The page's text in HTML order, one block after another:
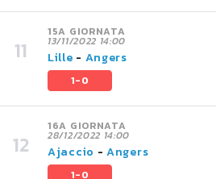
15A GIORNATA
13/11/2022 14:00
Lille - Angers
1-0
16A GIORNATA
28/12/2022 14:00
Ajaccio -Angers
1-0